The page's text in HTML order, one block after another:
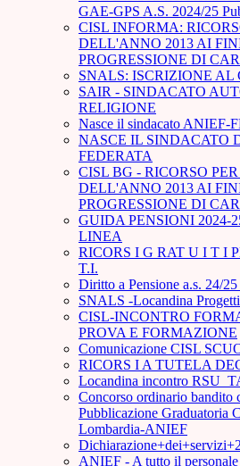
GAE-GPS A.S. 2024/25
CISL INFORMA:
DELL'ANNO 2013 AI
PROGRESSIONE DI
SNALS: ISCRIZIONE AL
SAIR - SINDACATO
RELIGIONE
Nasce il sindacato ANIEF-
NASCE IL SINDACATO
FEDERATA
CISL BG - RICORSO
DELL'ANNO 2013 AI
PROGRESSIONE DI
GUIDA PENSIONI 2024-
LINEA
RICORS I G RAT U I T I
T.I.
Diritto a Pensione a.s. 24/
SNALS -Locandina
CISL-INCONTRO
PROVA E FORMAZIONE
Comunicazione CISL
RICORS I A TUTELA
Locandina incontro
Concorso ordinario
Pubblicazione Graduatoria
Lombardia-ANIEF
ANIEF - A tutto il